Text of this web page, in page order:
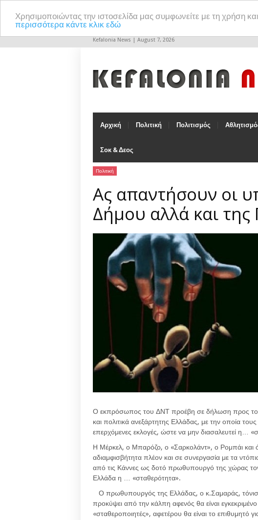
Χρησιμοποιώντας την ιστοσελίδα μας συμφωνείτε με τη χρήση
περισσότερα κάντε κλικ εδώ
Kefalonia News | August 7, 2026
Αρχική Πολιτική Πολιτισμός
Σοκ & Δεος
Πολιτική
Ας απαντήσουν οι
Δήμου αλλά και της
Ο εκπρόσωπος του ΔΝΤ προέβη σε δήλωση προς
και πολιτικά ανεξάρτητης Ελλάδας, με την οποία
επερχόμενες εκλογές, ώστε να μην διασαλευτεί η…
Η Μέρκελ, ο Μπαρόζο, ο «Σαρκολάντ», ο Ρομπάι και
αδιαμφισβήτητα πλέον και σε συνεργασία με τα
από τις Κάννες ως δοτό πρωθυπουργό της χώρας
Ελλάδα η … «σταθερότητα».
Ο πρωθυπουργός της Ελλάδας, ο κ.Σαμαράς,
προκύψει από την κάλπη αφενός θα είναι
«σταθεροποιητές», αφετέρου θα είναι το επιθυμητό